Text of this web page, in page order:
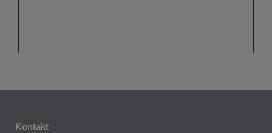
Kontakt